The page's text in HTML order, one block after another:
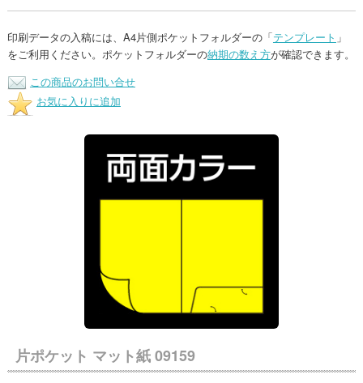
印刷データの入稿には、A4片側ポケットフォルダーの「テンプレート 」
をご利用ください。ポケットフォルダーの納期の数え方が確認できます。
この商品のお問い合せ
お気に入りに追加
片ポケット マット紙 09159